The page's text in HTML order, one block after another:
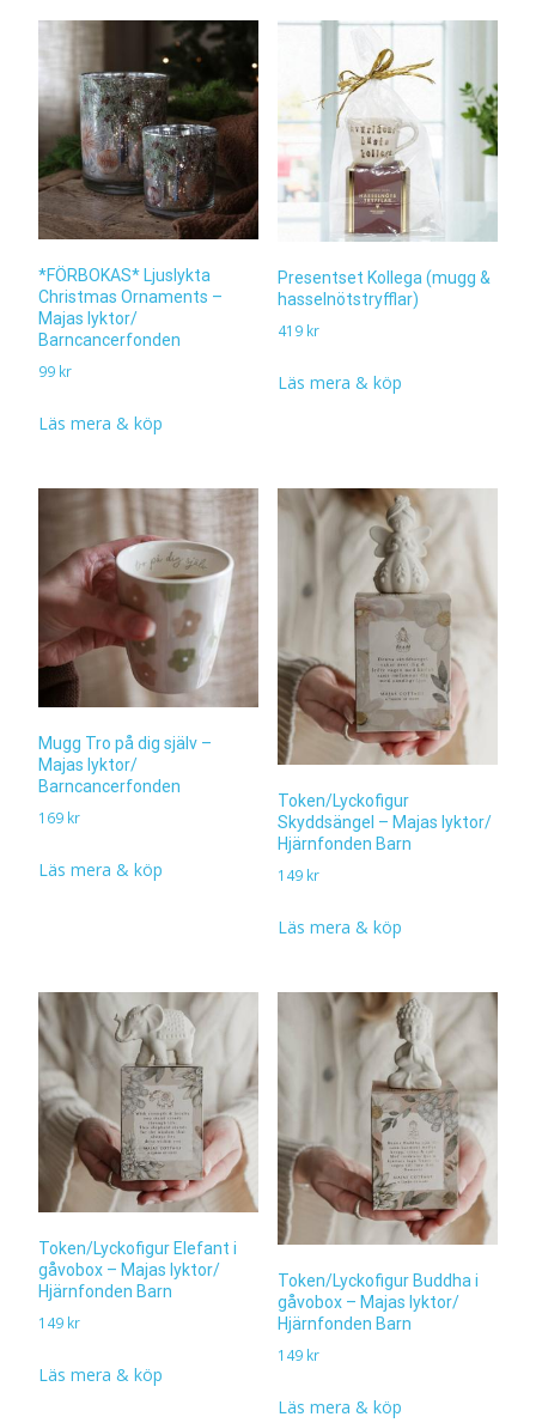
*FÖRBOKAS* Ljuslykta
Christmas Ornaments –
Majas lyktor/
Barncancerfonden
99 kr
Läs mera & köp
Presentset Kollega (mugg &
hasselnötstryfflar)
419 kr
Läs mera & köp
Mugg Tro på dig själv –
Majas lyktor/
Barncancerfonden
169 kr
Läs mera & köp
Token/Lyckofigur
Skyddsängel – Majas lyktor/
Hjärnfonden Barn
149 kr
Läs mera & köp
Token/Lyckofigur Elefant i
gåvobox – Majas lyktor/
Hjärnfonden Barn
149 kr
Läs mera & köp
Token/Lyckofigur Buddha i
gåvobox – Majas lyktor/
Hjärnfonden Barn
149 kr
Läs mera & köp